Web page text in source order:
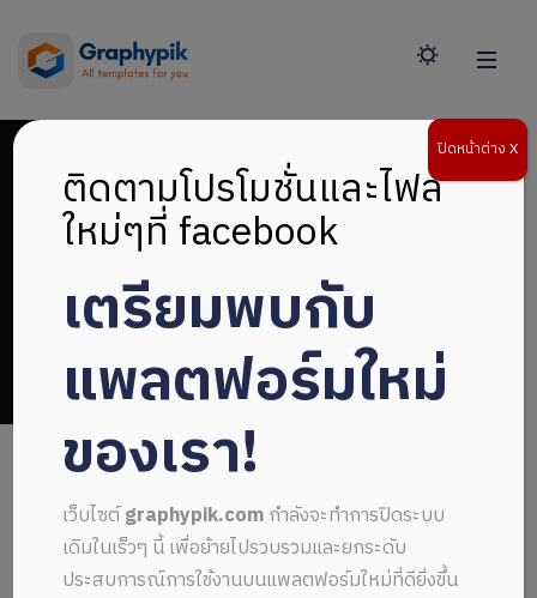
background
ALL MUSIC FROM background
ติดตามโปรโมชั่นและไฟล์
ใหม่ๆที่ facebook
เตรียมพบกับ
แพลตฟอร์มใหม่
ของเรา!
เว็บไซต์graphypik.comกำลังจะทำการปิดระบบ
เดิมในเร็วๆ นี้ เพื่อย้ายไปรวบรวมและยกระดับ
ประสบการณ์การใช้งานบนแพลตฟอร์มใหม่ที่ดียิ่งขึ้น
ปิดหน้าต่าง X